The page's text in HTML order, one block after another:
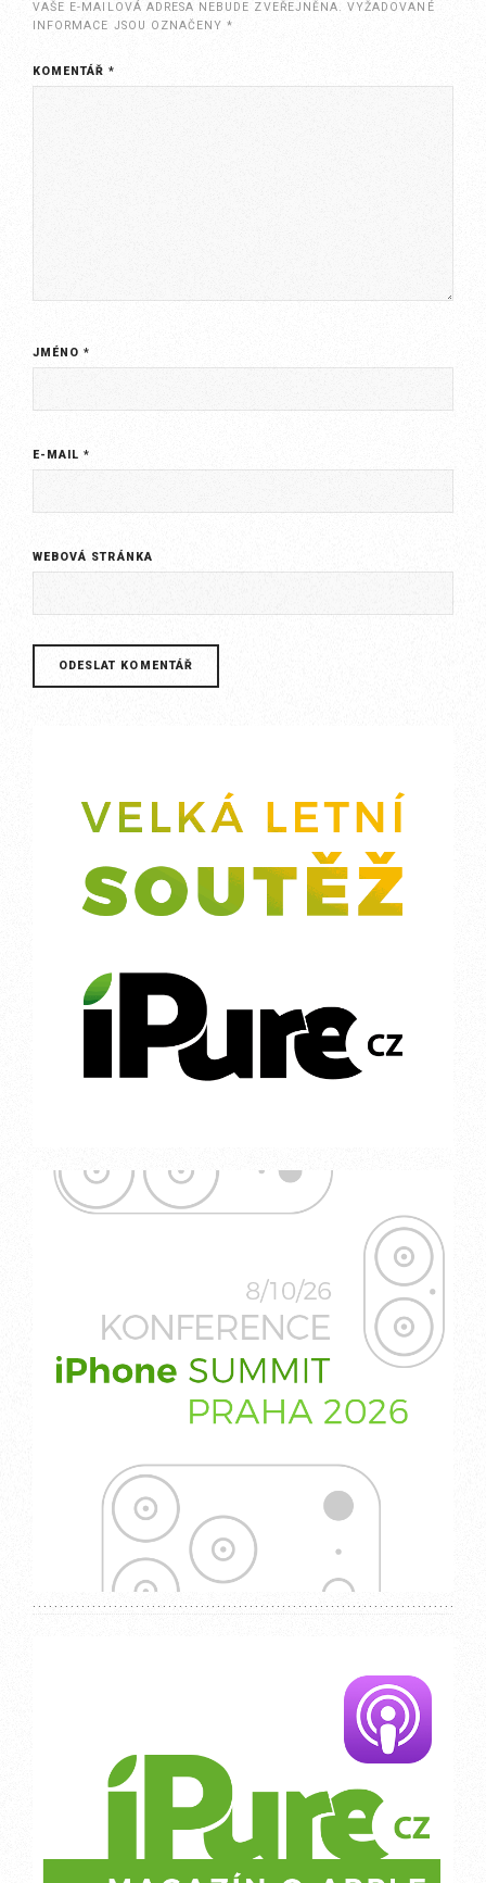
VAŠE E-MAILOVÁ ADRESA NEBUDE ZVEŘEJNĚNA. VYŽADOVANÉ
INFORMACE JSOU OZNAČENY*
KOMENTÁŘ*
JMÉNO*
E-MAIL*
WEBOVÁ STRÁNKA